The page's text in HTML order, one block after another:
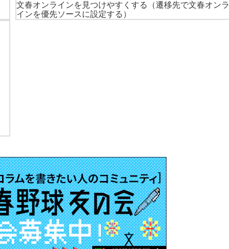
文春オンラインを見つけやすくする
（遷移先で文春オンラ
インを優先ソースに設定する）